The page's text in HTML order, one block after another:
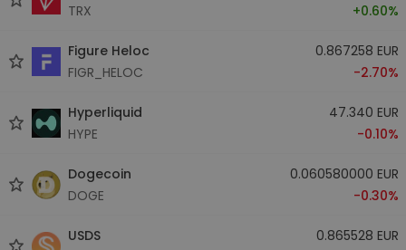
TRX
+0.60%
Figure Heloc
FIGR_HELOC
0.867258 EUR
-2.70%
Hyperliquid
HYPE
47.340 EUR
-0.10%
Dogecoin
DOGE
0.060580000 EUR
-0.30%
USDS
0.865528 EUR